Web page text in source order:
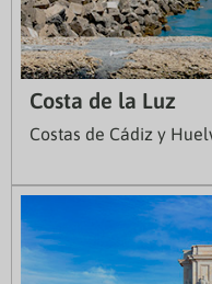
Costa de la Luz
Costas de Cádiz y